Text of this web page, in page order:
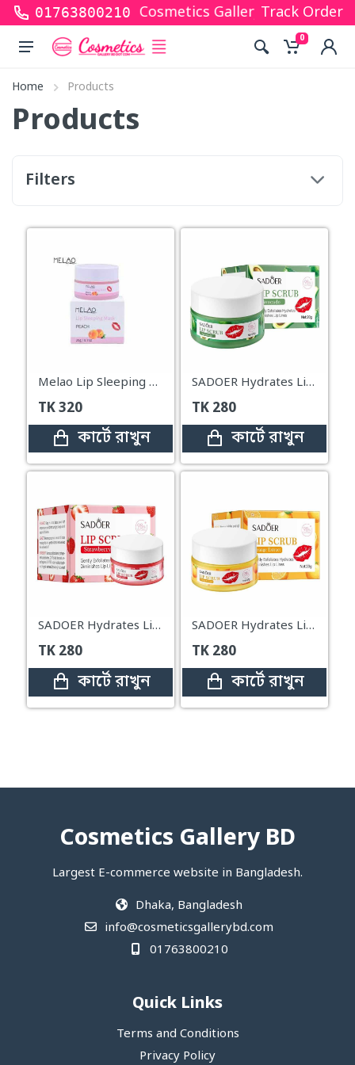
01763800210
for shopping with Cosmetics Gallery Bd. Hope
Track Order
0
Home Products
Products
Filters
Melao Lip Sleeping Mask Peach – 20g
TK320
কার্টে রাখুন
SADOER Hydrates Lip Scrub – 20g (Avocado)
TK 280
কার্টে রাখুন
SADOER Hydrates Lip Scrub – 20g (Strawberry)
TK 280
কার্টে রাখুন
SADOER Hydrates Lip Scrub – 20g (Orange)
TK 280
কার্টে রাখুন
Cosmetics Gallery BD
Largest E-commerce website in Bangladesh.
Dhaka, Bangladesh
info@cosmeticsgallerybd.com
01763800210
Quick Links
Terms and Conditions
Privacy Policy